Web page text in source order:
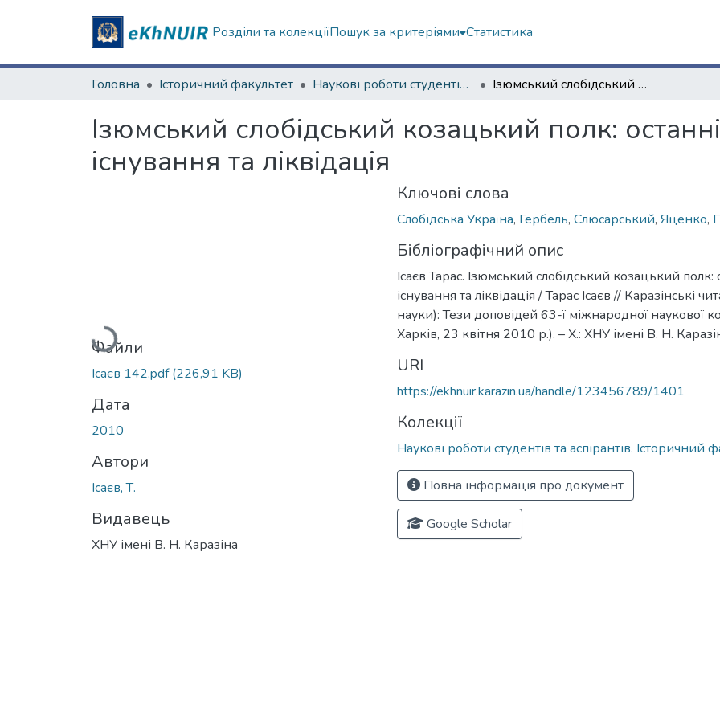
Розділи та колекціїПошук за критеріями Статистика
Головна Історичний факультет Наукові роботи студентів та аспірантів. Історичний факультет Ізюмський слобідський козацький полк: останні десятиліття існування та ліквідація
Ізюмський слобідський козацький полк:
існування та ліквідація
Вантажиться...
Файли
Ісаєв 142.pdf(226,91 KB)
Дата
2010
Автори
Ісаєв, Т.
Видавець
ХНУ імені В. Н. Каразіна
Ключові слова
Слобідська Україна, Гербель, Слюсарський, Яценко,
Бібліографічний опис
Ісаєв Тарас. Ізюмський слобідський козацький полк:
існування та ліквідація / Тарас Ісаєв // Каразінські
науки): Тези доповідей 63-ї міжнародної наукової
Харків, 23 квітня 2010 р.). – Х.: ХНУ імені В. Н.
URI
https://ekhnuir.karazin.ua/handle/123456789/1401
Колекції
Наукові роботи студентів та аспірантів. Історичний
Повна інформація про документ
Google Scholar